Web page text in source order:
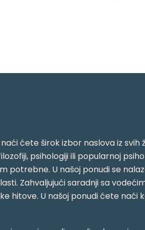
ćete širok izbor naslova iz
psihologiji ili popularnoj
potrebne. U našoj ponudi se
Zahvaljujući saradnji sa
hitove. U našoj ponudi ćete naći